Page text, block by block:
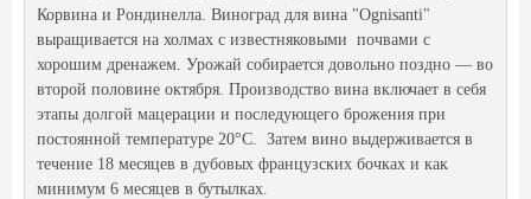
Корвина и Рондинелла. Виноград для вина "Ognisanti"
выращивается на холмах с известняковыми почвами с
хорошим дренажем. Урожай собирается довольно поздно — во
второй половине октября. Производство вина включает в себя
этапы долгой мацерации и последующего брожения при
постоянной температуре 20°C. Затем вино выдерживается в
течение 18 месяцев в дубовых французских бочках и как
минимум 6 месяцев в бутылках.